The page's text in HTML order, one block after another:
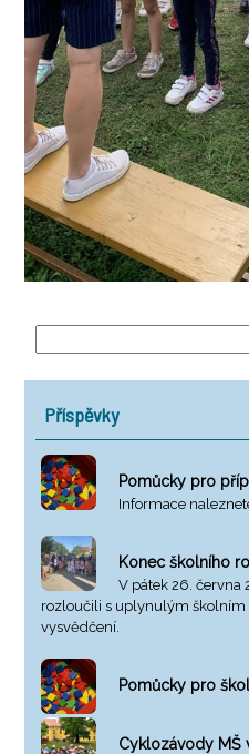
Příspěvky
Pomůcky pro
Informace
Konec školního
V pátek 26. června
rozloučili s uplynulým
vysvědčení.
Pomůcky pro
Cyklozávody MŠ